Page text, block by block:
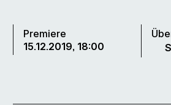
Premiere
15.12.2019, 18:00